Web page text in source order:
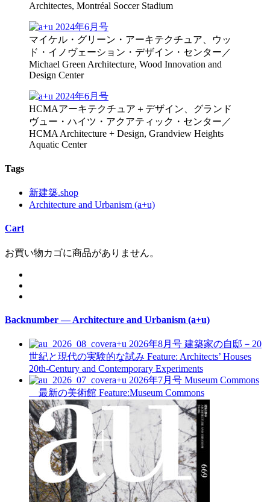
Architectes, Montréal Soccer Stadium
マイケル・グリーン・アーキテクチュア、ウッ
ド・イノヴェーション・デザイン・センター／
Michael Green Architecture, Wood Innovation and
Design Center
HCMAアーキテクチュア＋デザイン、グランド
ヴュー・ハイツ・アクアティック・センター／
HCMA Architecture + Design, Grandview Heights
Aquatic Center
Tags
新建築.shop
Architecture and Urbanism (a+u)
Cart
お買い物カゴに商品がありません。
Backnumber — Architecture and Urbanism (a+u)
a+u 2026年8月号 建築家の自邸－20
世紀と現代の実験的な試み Feature: Architects’ Houses
20th-Century and Contemporary Experiments
a+u 2026年7月号 Museum Commons
最新の美術館 Feature:Museum Commons